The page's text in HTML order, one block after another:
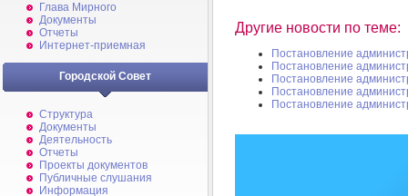
Глава Мирного
Документы
Отчеты
Интернет-приемная
Городской Совет
Структура
Документы
Деятельность
Отчеты
Проекты документов
Публичные слушания
Информация
Другие новости по теме:
Постановление
Постановление
Постановление
Постановление
Постановление